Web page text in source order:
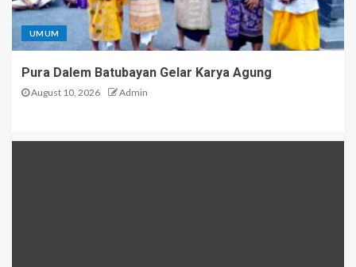
UMUM
Pura Dalem Batubayan Gelar Karya Agung
August 10, 2026 Admin